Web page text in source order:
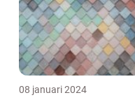
08 januari 2024